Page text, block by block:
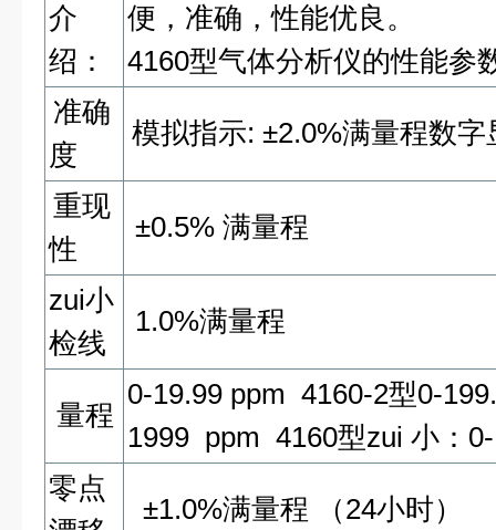
介
绍：
便，准确，性能优良。
4160型气体分析仪的性能参
准确
度
模拟指示: ±2.0%满量程数
重现
性
±0.5% 满量程
zui小
检线
1.0%满量程
量程
0-19.99 ppm 4160-2型0-
1999 ppm 4160型zui 小：
零点
±1.0%满量程 （24小时）